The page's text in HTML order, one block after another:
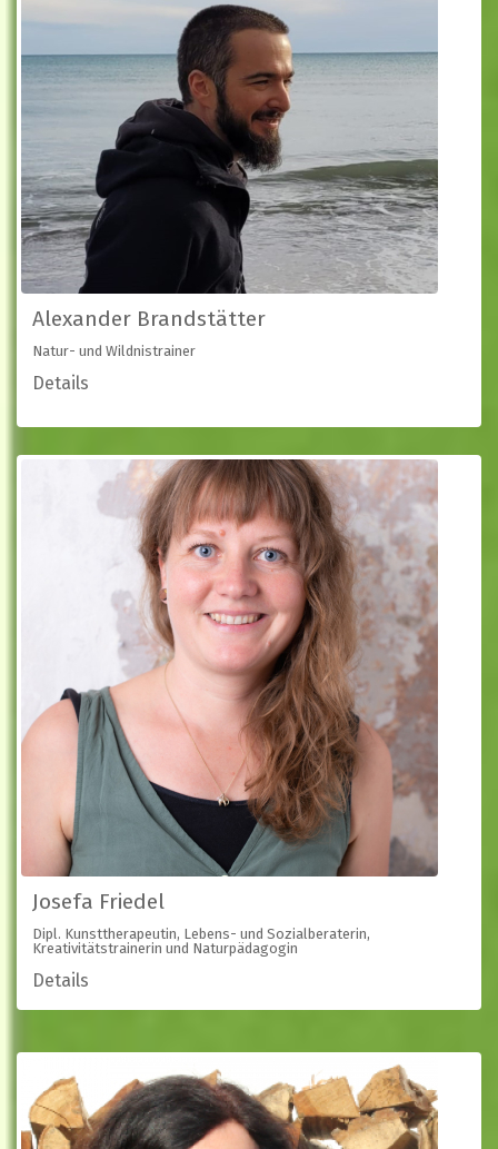
Alexander Brandstätter
Natur- und Wildnistrainer
Details
Josefa Friedel
Dipl. Kunsttherapeutin, Lebens- und Sozialberaterin,
Kreativitätstrainerin und Naturpädagogin
Details